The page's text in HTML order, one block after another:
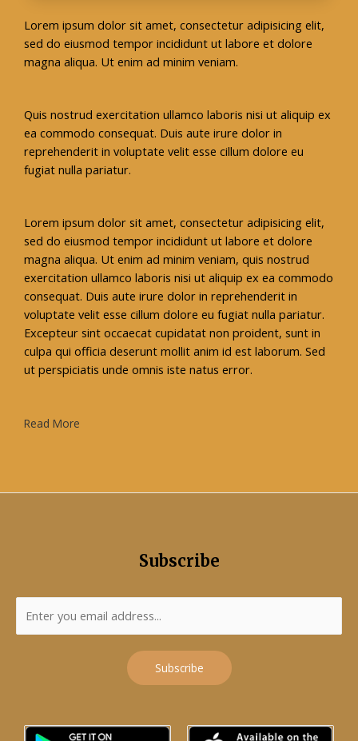
Lorem ipsum dolor sit amet, consectetur adipisicing elit,
sed do eiusmod tempor incididunt ut labore et dolore
magna aliqua. Ut enim ad minim veniam.
Quis nostrud exercitation ullamco laboris nisi ut aliquip ex
ea commodo consequat. Duis aute irure dolor in
reprehenderit in voluptate velit esse cillum dolore eu
fugiat nulla pariatur.
Lorem ipsum dolor sit amet, consectetur adipisicing elit,
sed do eiusmod tempor incididunt ut labore et dolore
magna aliqua. Ut enim ad minim veniam, quis nostrud
exercitation ullamco laboris nisi ut aliquip ex ea commodo
consequat. Duis aute irure dolor in reprehenderit in
voluptate velit esse cillum dolore eu fugiat nulla pariatur.
Excepteur sint occaecat cupidatat non proident, sunt in
culpa qui officia deserunt mollit anim id est laborum. Sed
ut perspiciatis unde omnis iste natus error.
Read More
Subscribe
Subscribe